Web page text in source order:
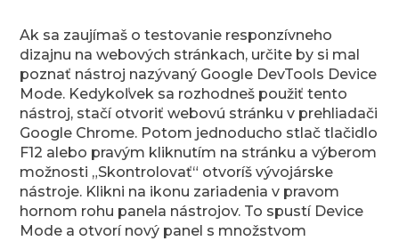
Ak sa zaujímaš o testovanie responzívneho
dizajnu na webových stránkach, určite by si mal
poznať nástroj nazývaný Google DevTools Device
Mode. Kedykoľvek sa rozhodneš použiť tento
nástroj, stačí otvoriť webovú stránku v prehliadači
Google Chrome. Potom jednoducho stlač tlačidlo
F12 alebo pravým kliknutím na stránku a výberom
možnosti „Skontrolovať“ otvoríš vývojárske
nástroje. Klikni na ikonu zariadenia v pravom
hornom rohu panela nástrojov. To spustí Device
Mode a otvorí nový panel s množstvom